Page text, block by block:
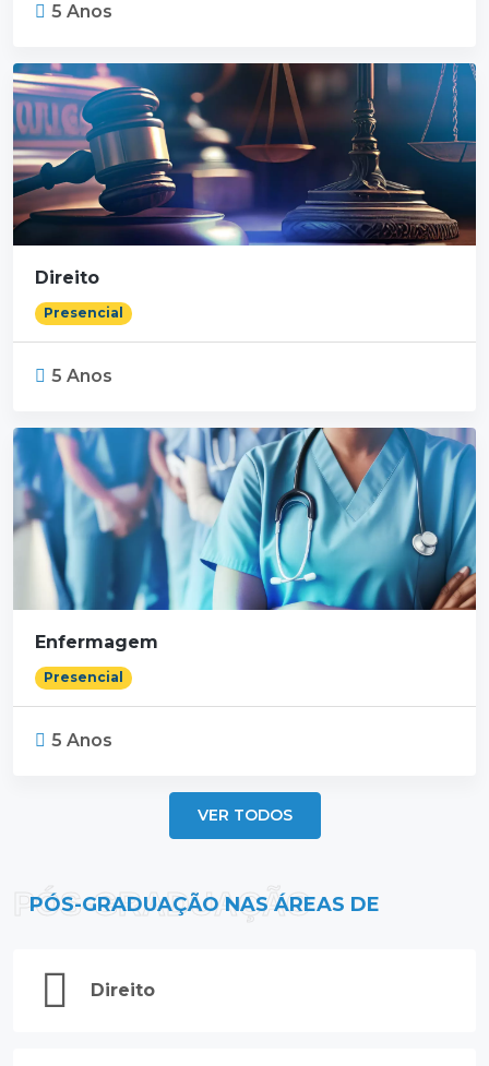
5 Anos
Direito
Presencial
5 Anos
Enfermagem
Presencial
5 Anos
VER TODOS
PÓS-GRADUAÇÃO NAS ÁREAS DE
PÓS-GRADUAÇÃO
Direito